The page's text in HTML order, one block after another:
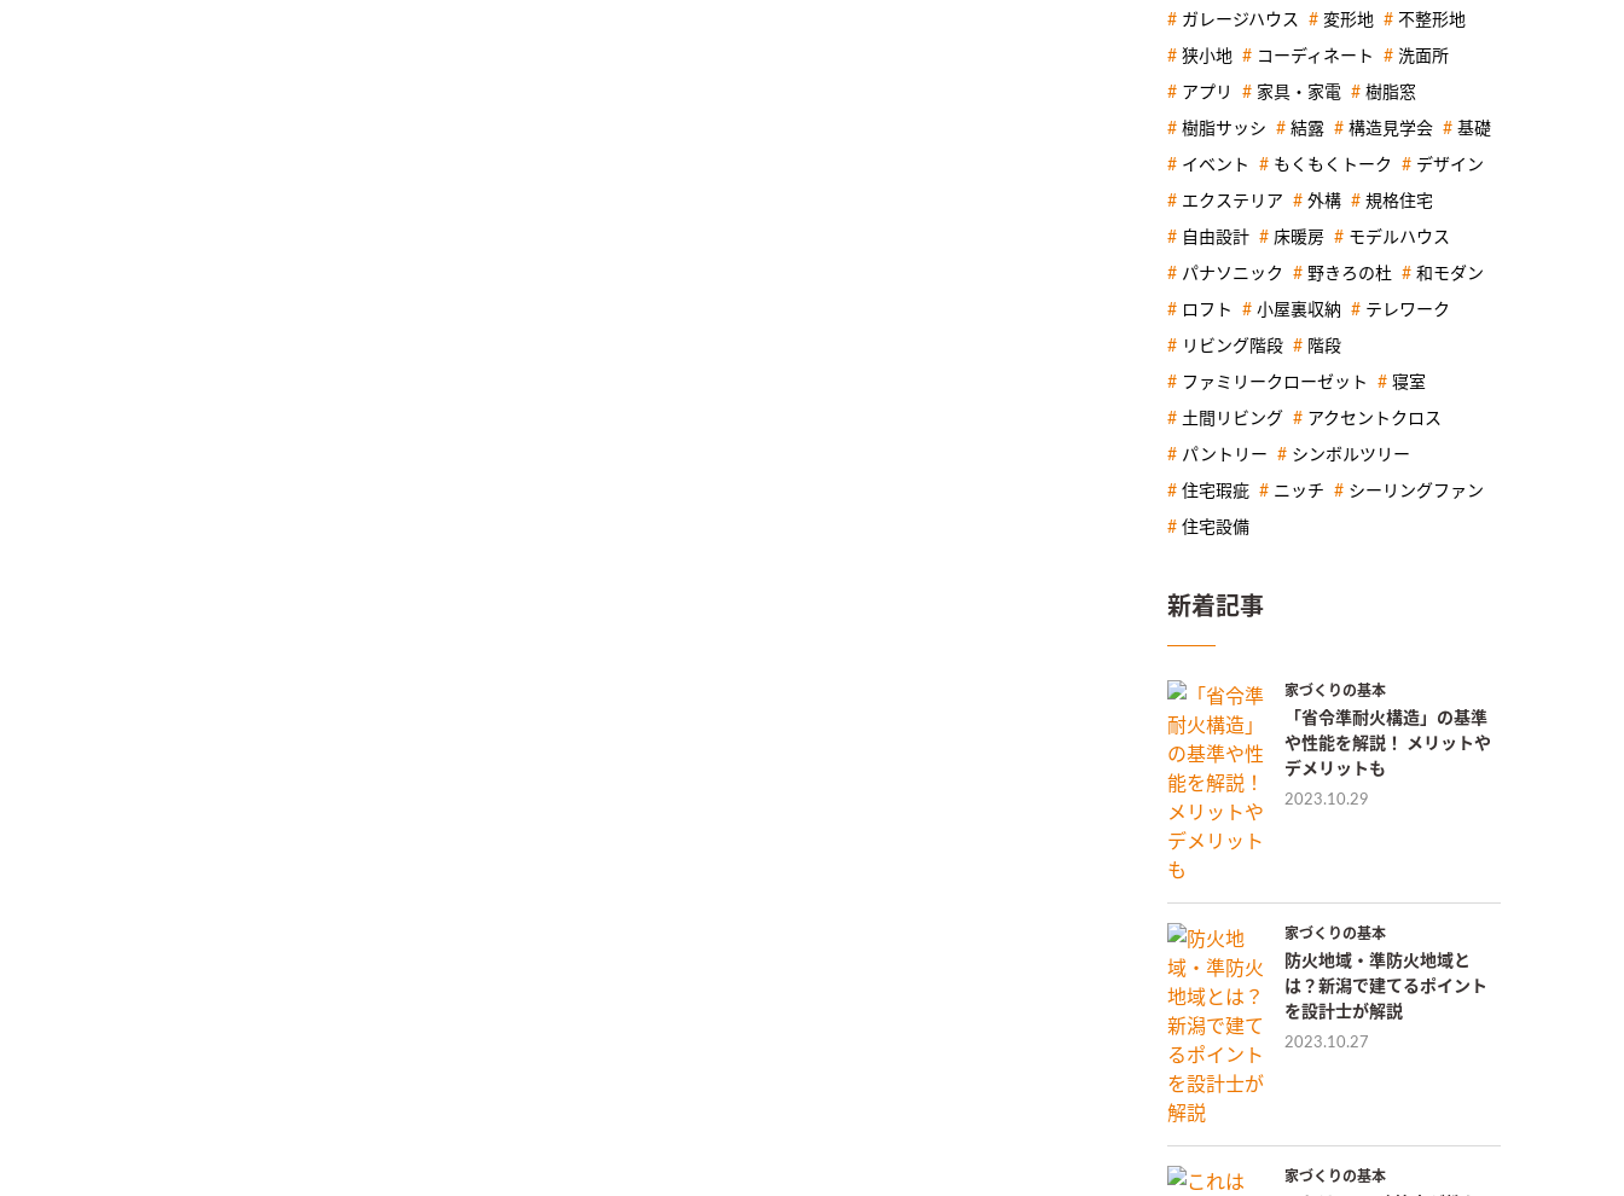
ガレージハウス 変形地 不整形地
狭小地 コーディネート 洗面所
アプリ 家具・家電 樹脂窓
樹脂サッシ 結露 構造見学会 基礎
イベント もくもくトーク デザイン
エクステリア 外構 規格住宅
自由設計 床暖房 モデルハウス
パナソニック 野きろの杜 和モダン
ロフト 小屋裏収納 テレワーク
リビング階段 階段
ファミリークローゼット 寝室
土間リビング アクセントクロス
パントリー シンボルツリー
住宅瑕疵 ニッチ シーリングファン
住宅設備
新着記事
家づくりの基本
「省令準耐火構造」の基準
や性能を解説！ メリットや
デメリットも
2023.10.29
家づくりの基本
防火地域・準防火地域と
は？新潟で建てるポイント
を設計士が解説
2023.10.27
家づくりの基本